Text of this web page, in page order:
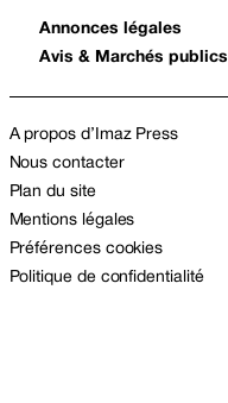
Annonces légales
Avis & Marchés publics
A propos d’Imaz Press
Nous contacter
Plan du site
Mentions légales
Préférences cookies
Politique de confidentialité